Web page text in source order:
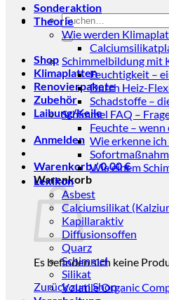
Suchen
nach:
Shop
Klimaplatten
Renovierpakete
Zubehör
Laibung/Keile
Anmelden
Warenkorb /0,00€
Warenkorb
Es befinden sich keine
Zurück zum Shop
Sonderaktion
Theorie
Wie werden
Schimmelbildung mit
Feuchtigkeit –
Durch Heiz-
Schadstoffe –
Schimmel FAQ –
Feuchte –
Wie erkenne
Wie einem
Lexikon
Asbest
Calciumsilikat
Kapillaraktiv
Diffusionsoffen
Quarz
Schimmel
Silikat
Volatile Organic